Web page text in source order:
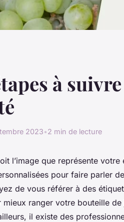
à
2023•2 min de lecture
l’image que représente
pour faire parler
de vous référer à des
mieux ranger votre bouteille
il existe des